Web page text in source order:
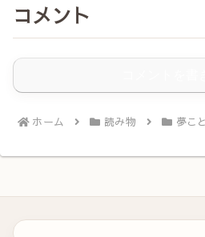
コメント
ホーム 読み物 夢こ